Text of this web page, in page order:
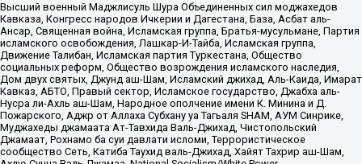
Высший военный Маджлисуль Шура Объединенных сил моджахедов
Кавказа, Конгресс народов Ичкерии и Дагестана, База, Асбат аль-
Ансар, Священная война, Исламская группа, Братья-мусульмане, Партия
исламского освобождения, Лашкар-И-Тайба, Исламская группа,
Движение Талибан, Исламская партия Туркестана, Общество
социальных реформ, Общество возрождения исламского наследия,
Дом двух святых, Джунд аш-Шам, Исламский джихад, Аль-Каида, Имарат
Кавказ, АБТО, Правый сектор, Исламское государство, Джабха аль-
Нусра ли-Ахль аш-Шам, Народное ополчение имени К. Минина и Д.
Пожарского, Аджр от Аллаха Субхану уа Тагьаля SHAM, АУМ Синрике,
Муджахеды джамаата Ат-Тавхида Валь-Джихад, Чистопольский
Джамаат, Рохнамо ба суи давлати исломи, Террористическое
сообщество Сеть, Катиба Таухид валь-Джихад, Хайят Тахрир аш-Шам,